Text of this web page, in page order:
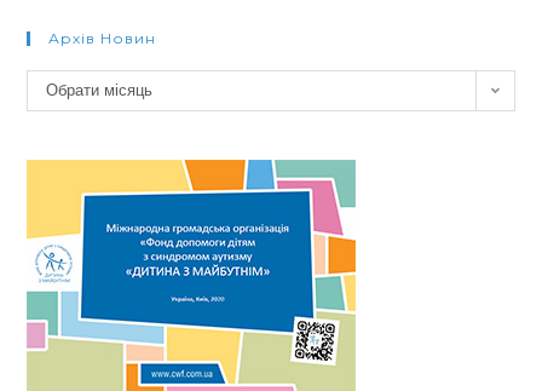
Архів Новин
Архів
новин
Обрати місяць